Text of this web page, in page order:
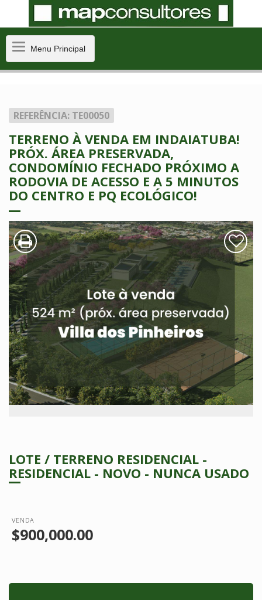
MenuMenu Principal
REFERÊNCIA: TE00050
TERRENO À VENDA EM INDAIATUBA!
PRÓX. ÁREA PRESERVADA,
CONDOMÍNIO FECHADO PRÓXIMO A
RODOVIA DE ACESSO E A 5 MINUTOS
DO CENTRO E PQ ECOLÓGICO!
LOTE / TERRENO RESIDENCIAL -
RESIDENCIAL - NOVO - NUNCA USADO
VENDA
$900,000.00